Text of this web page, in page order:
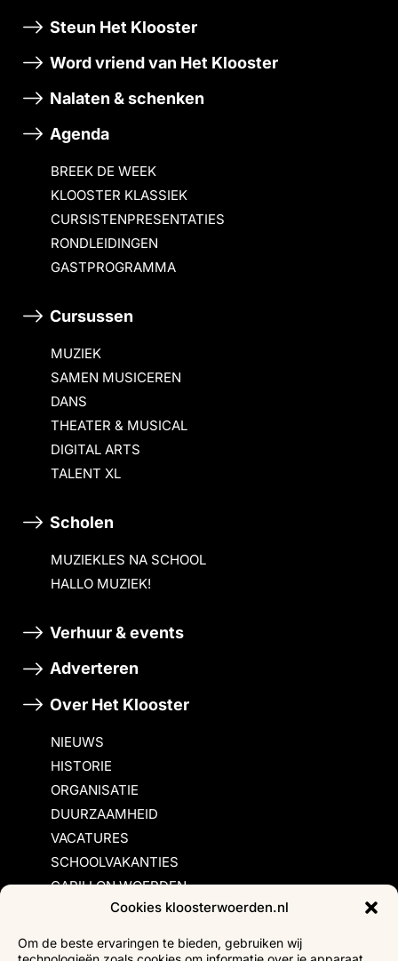
Cookies kloosterwoerden.nl
Om de beste ervaringen te bieden, gebruiken wij
Steun Het Klooster
Word vriend van Het Klooster
Nalaten & schenken
Agenda
BREEK DE WEEK
KLOOSTER KLASSIEK
CURSISTENPRESENTATIES
RONDLEIDINGEN
GASTPROGRAMMA
Cursussen
MUZIEK
SAMEN MUSICEREN
DANS
THEATER & MUSICAL
DIGITAL ARTS
TALENT XL
Scholen
MUZIEKLES NA SCHOOL
HALLO MUZIEK!
Verhuur & events
Adverteren
Over Het Klooster
NIEUWS
HISTORIE
ORGANISATIE
DUURZAAMHEID
VACATURES
SCHOOLVAKANTIES
CARILLON WOERDEN
Inschrijvingsvoorwaarden